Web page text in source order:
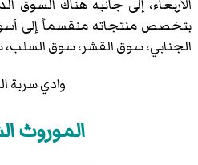
الأربعاء، إلى جانبه هناك السوق
بتخصص منتجاته منقسماً إلى
الجنابي، سوق القشر، سوق
وادي سربة
الموروث